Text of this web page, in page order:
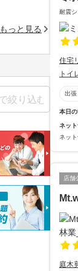
耐震
住宅
トイ
出張
本日
ネッ
ネッ
店舗
庭木
もっと見る